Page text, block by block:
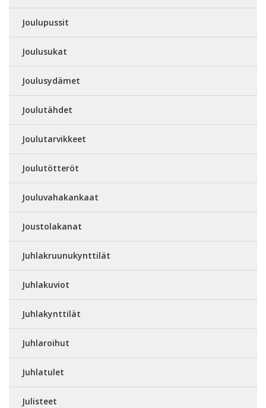
Joulupussit
Joulusukat
Joulusydämet
Joulutähdet
Joulutarvikkeet
Joulutötteröt
Jouluvahakankaat
Joustolakanat
Juhlakruunukynttilät
Juhlakuviot
Juhlakynttilät
Juhlaroihut
Juhlatulet
Julisteet